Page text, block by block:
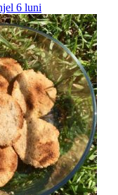
6 luni